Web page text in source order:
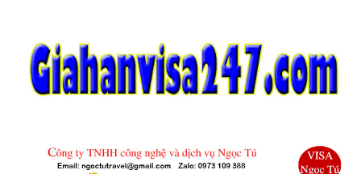
Dịch vụ làm &